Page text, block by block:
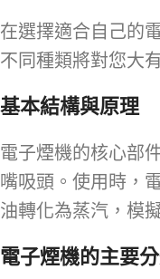
在選擇適合自己的
不同種類將對您大
基本結構與原理
電子煙機的核心部
嘴吸頭。使用時，
油轉化為蒸汽，模
電子煙機的主要